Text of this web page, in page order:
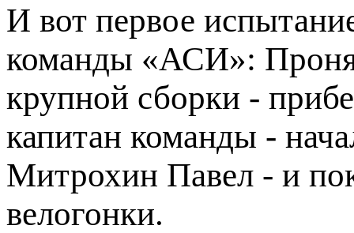
И вот первое
команды «АСИ»:
крупной сборки -
капитан команды -
Митрохин Павел - и
велогонки.